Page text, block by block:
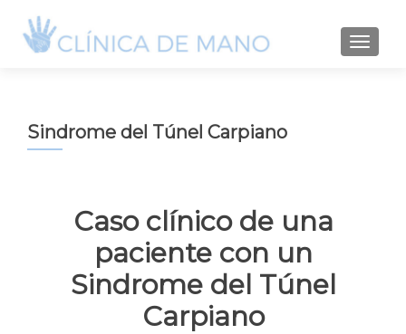
Sindrome del Túnel Carpiano
Caso clínico de una
paciente con un
Sindrome del Túnel
Carpiano